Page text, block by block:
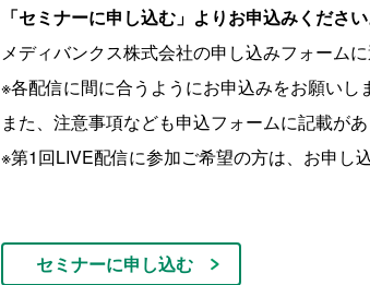
「セミナーに申し込む」よりお申込みください
メディバンクス株式会社の申し込みフォームに
※各配信に間に合うようにお申込みをお願いし
また、注意事項なども申込フォームに記載が
※第1回LIVE配信に参加ご希望の方は、お申し
セミナーに申し込む